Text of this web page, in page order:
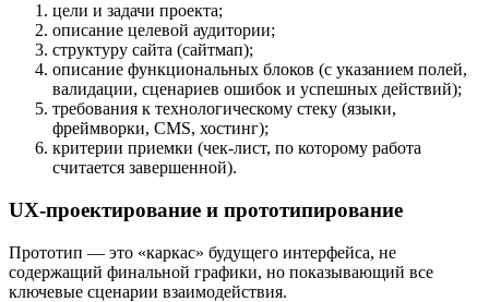
цели и задачи проекта;
описание целевой аудитории;
структуру сайта (сайтмап);
описание функциональных блоков (с указанием полей,
валидации, сценариев ошибок и успешных действий);
требования к технологическому стеку (языки,
фреймворки, CMS, хостинг);
критерии приемки (чек-лист, по которому работа
считается завершенной).
UX-проектирование и прототипирование
Прототип — это «каркас» будущего интерфейса, не
содержащий финальной графики, но показывающий все
ключевые сценарии взаимодействия.